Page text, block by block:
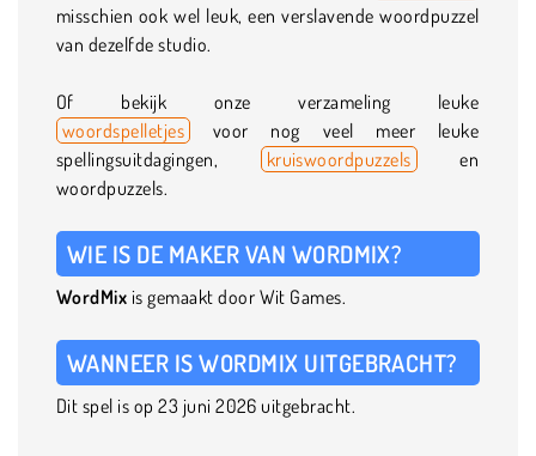
misschien ook wel leuk, een verslavende woordpuzzel
van dezelfde studio.
Of bekijk onze verzameling leuke
woordspelletjes
voor nog veel meer leuke
spellingsuitdagingen,
kruiswoordpuzzels en
woordpuzzels.
WIE IS DE MAKER VAN WORDMIX?
WordMix is gemaakt door Wit Games.
WANNEER IS WORDMIX UITGEBRACHT?
Dit spel is op 23 juni 2026 uitgebracht.